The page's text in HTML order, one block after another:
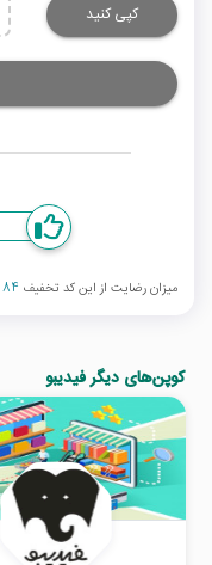
کپی کنید
میزان رضایت از این کد تخفیف 84 درصد
کوپن‌های دیگر فیدیبو